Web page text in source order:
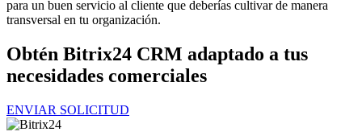
para un buen servicio al cliente que deberías cultivar de manera
transversal en tu organización.
Obtén Bitrix24 CRM adaptado a tus
necesidades comerciales
ENVIAR SOLICITUD